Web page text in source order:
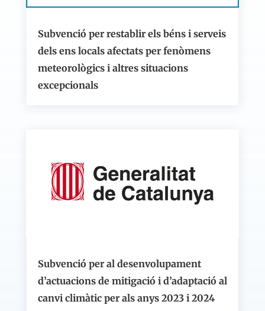
Subvenció per restablir els béns i serveis
dels ens locals afectats per fenòmens
meteorològics i altres situacions
excepcionals
Subvenció per al desenvolupament
d’actuacions de mitigació i d’adaptació al
canvi climàtic per als anys 2023 i 2024